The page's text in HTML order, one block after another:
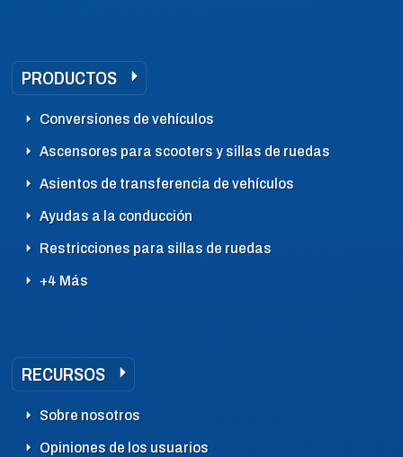
PRODUCTOS
Conversiones de vehículos
Ascensores para scooters y sillas de ruedas
Asientos de transferencia de vehículos
Ayudas a la conducción
Restricciones para sillas de ruedas
+4 Más
RECURSOS
Sobre nosotros
Opiniones de los usuarios